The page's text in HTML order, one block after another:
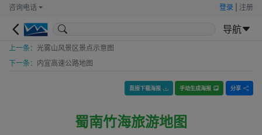
咨询电话 登录 注册
导航
上一条： 光雾山风景区景点示意图
下一条： 内宜高速公路地图
直接下载海报 手动生成海报 分享
蜀南竹海旅游地图